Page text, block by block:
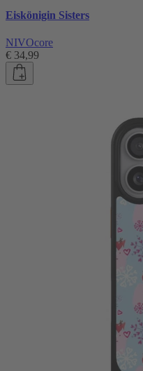
Eiskönigin Sisters
NIVOcore
€ 34,99